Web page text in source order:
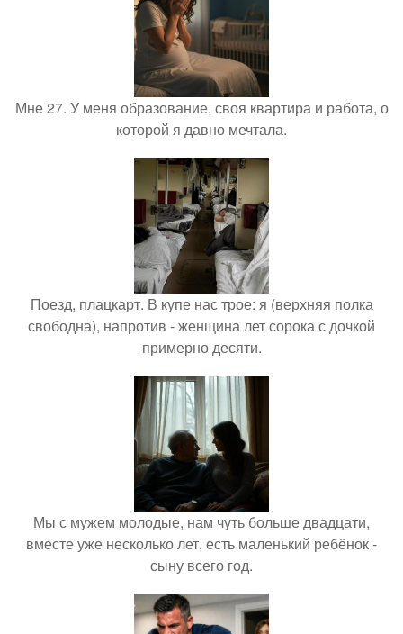
Мне 27. У меня образование, своя квартира и работа, о
которой я давно мечтала.
Поезд, плацкарт. В купе нас трое: я (верхняя полка
свободна), напротив - женщина лет сорока с дочкой
примерно десяти.
Мы с мужем молодые, нам чуть больше двадцати,
вместе уже несколько лет, есть маленький ребёнок -
сыну всего год.